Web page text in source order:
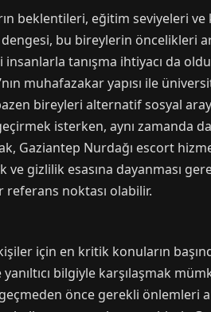
beklentileri, eğitim seviyeleri
bu bireylerin öncelikleri
tanışma ihtiyacı da
muhafazakar yapısı ile
bireyleri alternatif sosyal
isterken, aynı zamanda
Gaziantep Nurdağı escort
gizlilik esasına dayanması
noktası olabilir.
için en kritik konuların
bilgiyle karşılaşmak
önce gerekli önlemleri